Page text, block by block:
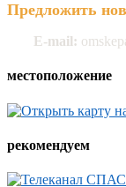
Предложить
E-mail:
местоположение
рекомендуем